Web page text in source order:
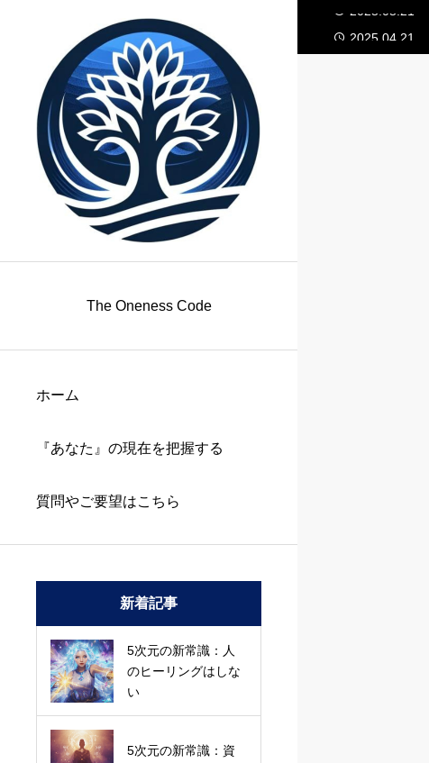
The Oneness Code
ホーム
『あなた』の現在を把握する
質問やご要望はこちら
新着記事
5次元の新常識：人
のヒーリングはしな
い
5次元の新常識：資
2025.04.04